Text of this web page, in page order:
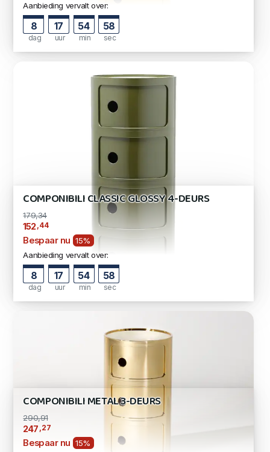
Aanbieding vervalt over:
8
dag
17
uur
54
min
57
sec
COMPONIBILI CLASSIC GLOSSY 4-DEURS
179,34
152,44
Bespaar nu 15%
Aanbieding vervalt over:
8
dag
17
uur
54
min
57
sec
COMPONIBILI METAL 3-DEURS
290,91
247 ,27
Bespaar nu 15%